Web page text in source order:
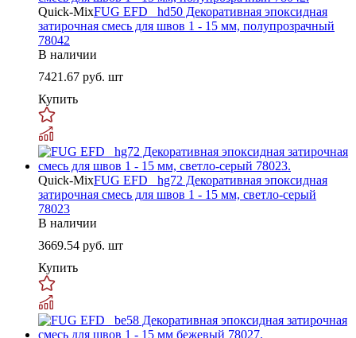
Quick-MixFUG EFD _hd50 Декоративная эпоксидная
затирочная смесь для швов 1 - 15 мм, полупрозрачный
78042
В наличии
7421.67 руб. шт
Купить
Quick-MixFUG EFD _hg72 Декоративная эпоксидная
затирочная смесь для швов 1 - 15 мм, светло-серый
78023
В наличии
3669.54 руб. шт
Купить